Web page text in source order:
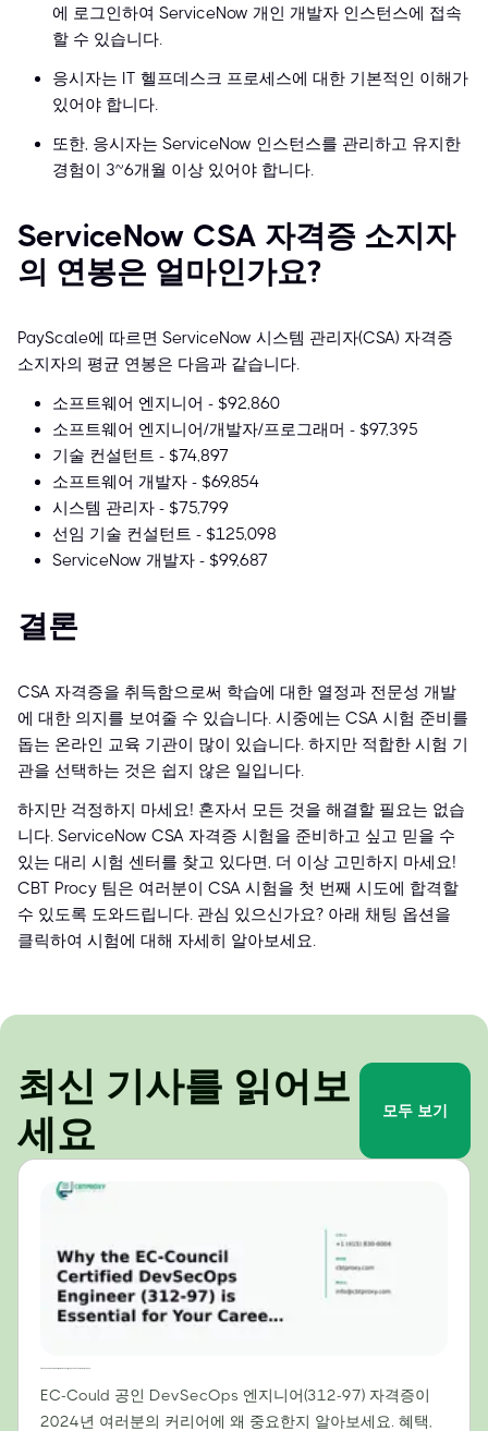
에 로그인하여 ServiceNow 개인 개발자 인스턴스에 접속
할 수 있습니다.
응시자는 IT 헬프데스크 프로세스에 대한 기본적인 이해가
있어야 합니다.
또한, 응시자는 ServiceNow 인스턴스를 관리하고 유지한
경험이 3~6개월 이상 있어야 합니다.
ServiceNow CSA 자격증 소지자
의 연봉은 얼마인가요?
PayScale에 따르면 ServiceNow 시스템 관리자(CSA) 자격증
소지자의 평균 연봉은 다음과 같습니다.
소프트웨어 엔지니어 - $92,860
소프트웨어 엔지니어/개발자/프로그래머 - $97,395
기술 컨설턴트 - $74,897
소프트웨어 개발자 - $69,854
시스템 관리자 - $75,799
선임 기술 컨설턴트 - $125,098
ServiceNow 개발자 - $99,687
결론
CSA 자격증을 취득함으로써 학습에 대한 열정과 전문성 개발
에 대한 의지를 보여줄 수 있습니다. 시중에는 CSA 시험 준비를
돕는 온라인 교육 기관이 많이 있습니다. 하지만 적합한 시험 기
관을 선택하는 것은 쉽지 않은 일입니다.
하지만 걱정하지 마세요! 혼자서 모든 것을 해결할 필요는 없습
니다. ServiceNow CSA 자격증 시험을 준비하고 싶고 믿을 수
있는 대리 시험 센터를 찾고 있다면, 더 이상 고민하지 마세요!
CBT Procy 팀은 여러분이 CSA 시험을 첫 번째 시도에 합격할
수 있도록 도와드립니다. 관심 있으신가요? 아래 채팅 옵션을
클릭하여 시험에 대해 자세히 알아보세요.
최신 기사를 읽어보
세요
모두 보기
EC-Could 공인 DevSecOps 엔지니어(312-97) 자격증이
2024년 여러분의 커리어에 왜 중요한지 알아보세요. 혜택,